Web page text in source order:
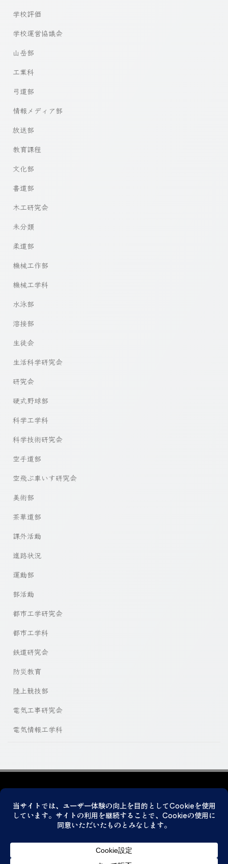
学校評価
学校運営協議会
山岳部
工業科
弓道部
情報メディア部
放送部
教育課程
文化部
書道部
木工研究会
未分類
柔道部
機械工作部
機械工学科
水泳部
溶接部
生徒会
生活科学研究会
研究会
硬式野球部
科学工学科
科学技術研究会
空手道部
空飛ぶ車いす研究会
美術部
茶華道部
課外活動
進路状況
運動部
部活動
都市工学研究会
都市工学科
鉄道研究会
防災教育
陸上競技部
電気工事研究会
電気情報工学科
© 2026 神戸市立科学技術高等学校